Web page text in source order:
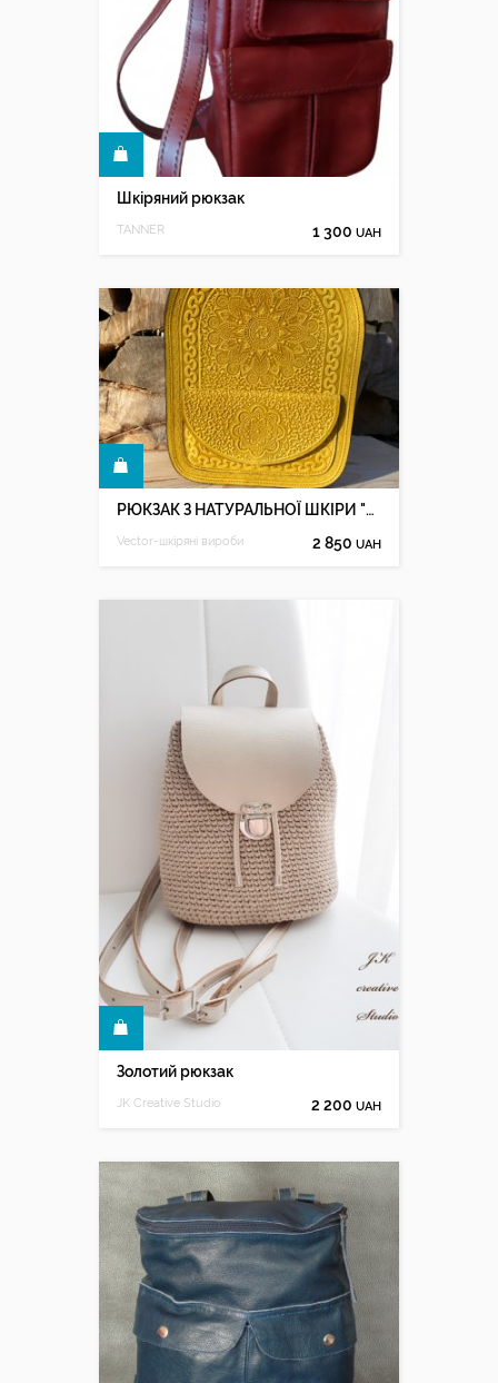
Шкіряний рюкзак
TANNER 1 300 UAH
РЮКЗАК З НАТУРАЛЬНОЇ ШКІРИ "ТАЛІСМАН" Жовтий
Vector-шкіряні вироби 2 850 UAH
Золотий рюкзак
JK Creative Studio 2 200 UAH